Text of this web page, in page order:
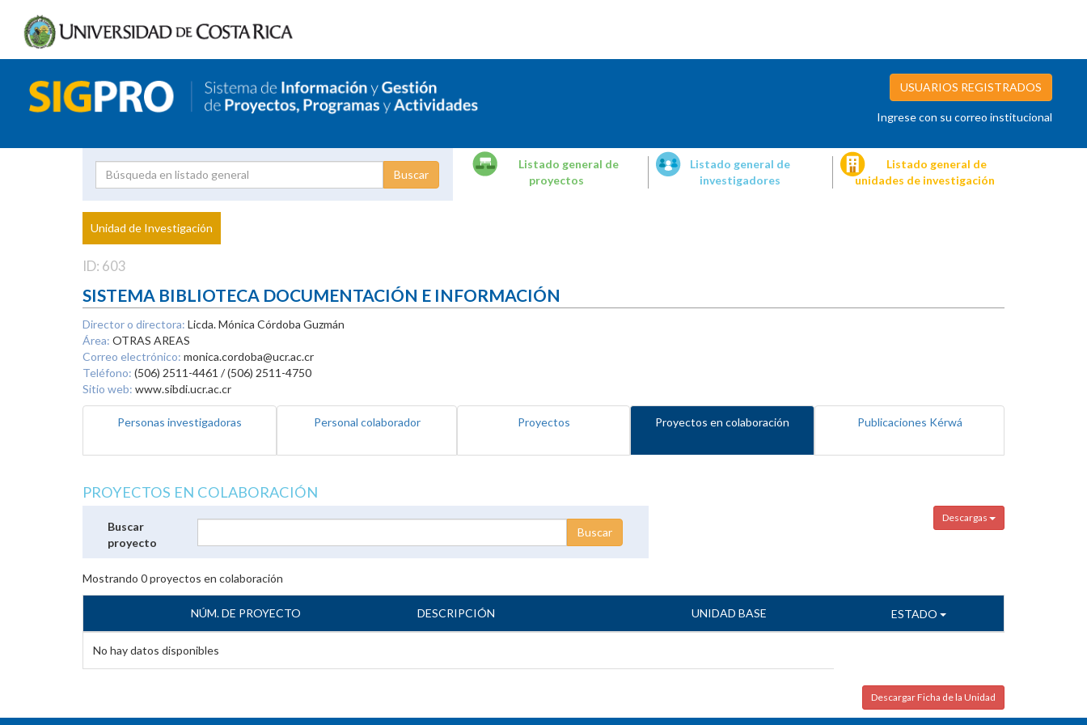
USUARIOS REGISTRADOS
Ingrese con su correo institucional
Proyecto
Investigador
Listado general de
proyectos
Listado general de
investigadores
Listado general de
unidades de investigación
Unidad de Investigación
ID: 603
SISTEMA BIBLIOTECA DOCUMENTACIÓN E INFORMACIÓN
Director o directora: Licda. Mónica Córdoba Guzmán
Área: OTRAS AREAS
Correo electrónico: monica.cordoba@ucr.ac.cr
Teléfono: (506) 2511-4461 / (506) 2511-4750
Sitio web: www.sibdi.ucr.ac.cr
Personas investigadoras Personal colaborador Proyectos Proyectos en colaboración Publicaciones Kérwá
PROYECTOS EN COLABORACIÓN
Descargas
Buscar
proyecto
Mostrando 0proyectos en colaboración
NÚM. DE PROYECTO DESCRIPCIÓN UNIDAD BASE ESTADO
No hay datos disponibles
Descargar Ficha de la Unidad